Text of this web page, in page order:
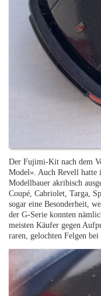
Der Fujimi-Kit nach dem
Model». Auch Revell hatte
Modellbauer akribisch
Coupé, Cabriolet, Targa,
sogar eine Besonderheit,
der G-Serie konnten
meisten Käufer gegen
raren, gelochten Felgen